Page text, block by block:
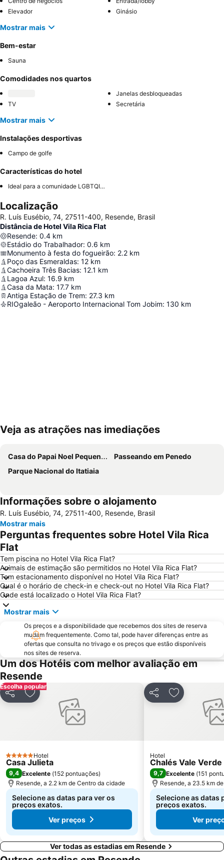
Elevador
Ginásio
Mostrar mais
Bem-estar
Sauna
Comodidades nos quartos
Janelas desbloqueadas
TV
Secretária
Mostrar mais
Instalações desportivas
Campo de golfe
Características do hotel
Ideal para a comunidade LGBTQIA+
Localização
R. Luís Eusébio, 74, 27511-400, Resende, Brasil
Distância de Hotel Vila Rica Flat
Resende: 0.4 km
Estádio do Trabalhador: 0.6 km
Monumento à festa do fogueirão: 2.2 km
Poço das Esmeraldas: 12 km
Cachoeira Três Bacias: 12.1 km
Lagoa Azul: 16.9 km
Casa da Mata: 17.7 km
Antiga Estação de Trem: 27.3 km
RIOgaleão - Aeroporto Internacional Tom Jobim: 130 km
Ampliar mapa
Veja as atrações nas imediações
Casa do Papai Noel Pequena Finlândia
Passeando em Penedo
Parque Nacional do Itatiaia
Informações sobre o alojamento
R. Luís Eusébio, 74, 27511-400, Resende, Brasil
Mostrar mais
Perguntas frequentes sobre Hotel Vila Rica
Flat
Tem piscina no Hotel Vila Rica Flat?
Animais de estimação são permitidos no Hotel Vila Rica Flat?
Tem estacionamento disponível no Hotel Vila Rica Flat?
Qual é o horário de check-in e check-out no Hotel Vila Rica Flat?
Onde está localizado o Hotel Vila Rica Flat?
Mostrar mais
Os preços e a disponibilidade que recebemos dos sites de reserva
mudam frequentemente. Como tal, pode haver diferenças entre as
ofertas que consulta no trivago e os preços que estão disponíveis
nos sites de reserva.
Um dos Hotéis com melhor avaliação em
Resende
Escolha popular
PartilharAdicionar aos favoritos
5 EstrelasHotel
Casa Julieta
9,4 Excelente (152 pontuações)
Resende, a 2.2 km de Centro da cidade
Selecione as datas para ver os
preços exatos.
Ver preços
PartilharAdicionar
Hotel
Chalés Vale Verde
9,7 Excelente (151
Resende, a 23.5 km
Selecione as datas
preços exatos.
Ver
Ver todas as estadias em Resende